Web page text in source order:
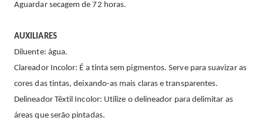
Aguardar secagem de 72 horas.
AUXILIARES
Diluente: água.
Clareador Incolor: É a tinta sem pigmentos. Serve para suavizar as
cores das tintas, deixando-as mais claras e transparentes.
Delineador Têxtil Incolor: Utilize o delineador para delimitar as
áreas que serão pintadas.